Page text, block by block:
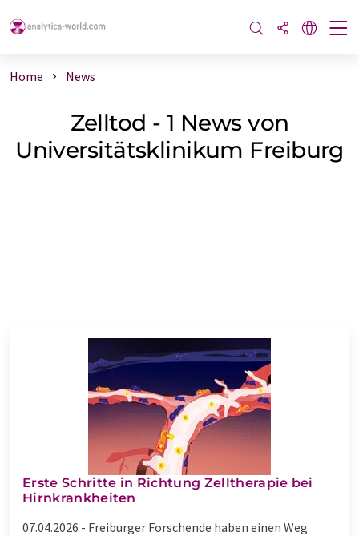
Home News
Zelltod - 1 News von
Universitätsklinikum Freiburg
Erste Schritte in Richtung Zelltherapie bei
Hirnkrankheiten
07.04.2026 - Freiburger Forschende haben einen Weg